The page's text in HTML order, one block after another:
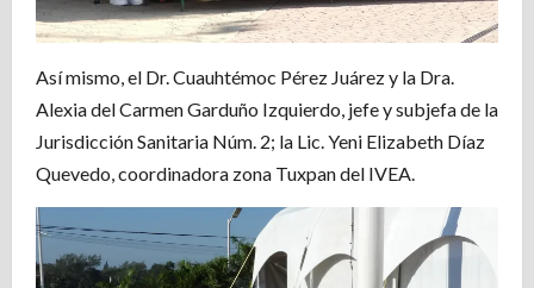
Así mismo, el Dr. Cuauhtémoc Pérez Juárez y la Dra.
Alexia del Carmen Garduño Izquierdo, jefe y subjefa de la
Jurisdicción Sanitaria Núm. 2; la Lic. Yeni Elizabeth Díaz
Quevedo, coordinadora zona Tuxpan del IVEA.